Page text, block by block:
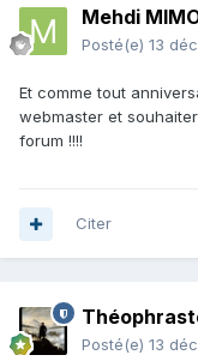
Mehdi
Posté(e) 13
Et comme tout
webmaster et
forum !!!!
Citer
Posté(e) 13